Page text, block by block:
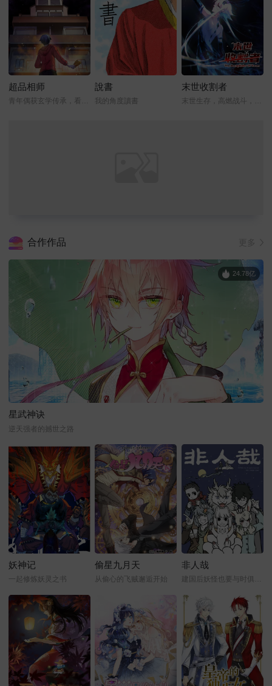
超品相师
青年偶获玄学传承，看他如何逆转人生！
說書
我的角度讀書
末世收割者
末世生存，高燃战斗，人性挣扎
合作作品
星武神诀
逆天强者的撼世之路
24.78亿
妖神记
一起修炼妖灵之书
偷星九月天
从偷心的飞贼邂逅开始
非人哉